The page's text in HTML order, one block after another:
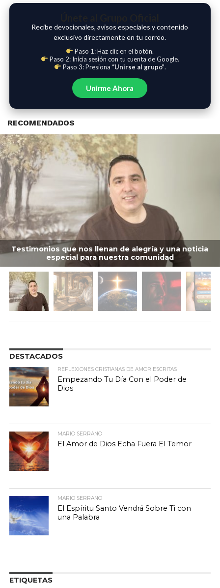
Recibe devocionales, avisos especiales y contenido
exclusivo directamente en tu correo.
Paso 1: Haz clic en el botón.
Paso 2: Inicia sesión con tu cuenta de Google.
Paso 3: Presiona “Unirse al grupo”.
Unirme Ahora
RECOMENDADOS
Testimonios que nos llenan de alegría y una noticia
especial para nuestra comunidad
DESTACADOS
REFLEXIONES CRISTIANAS DE AMOR ESCRITAS
Empezando Tu Día Con el Poder de
Dios
MARIO SERRANO
El Amor de Dios Echa Fuera El Temor
MARIO SERRANO
El Espíritu Santo Vendrá Sobre Ti con
una Palabra
ETIQUETAS